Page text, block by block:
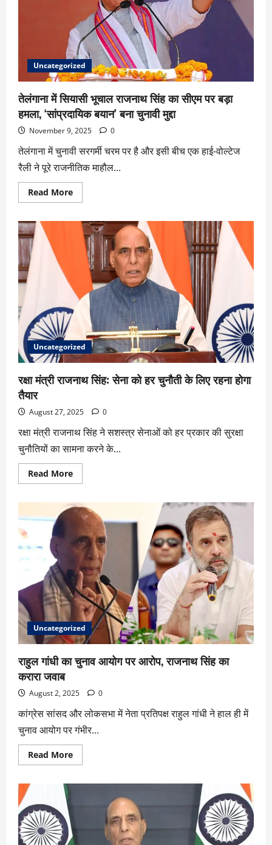
Uncategorized
तेलंगाना में सियासी भूचाल राजनाथ सिंह का सीएम पर बड़ा
हमला, ‘सांप्रदायिक बयान’ बना चुनावी मुद्दा
November 9, 2025 0
तेलंगाना में चुनावी सरगर्मी चरम पर है और इसी बीच एक हाई-वोल्टेज
रैली ने पूरे राजनीतिक माहौल...
Read More
Uncategorized
रक्षा मंत्री राजनाथ सिंह: सेना को हर चुनौती के लिए रहना होगा
तैयार
August 27, 2025 0
रक्षा मंत्री राजनाथ सिंह ने सशस्त्र सेनाओं को हर प्रकार की सुरक्षा
चुनौतियों का सामना करने के...
Read More
Uncategorized
राहुल गांधी का चुनाव आयोग पर आरोप, राजनाथ सिंह का
करारा जवाब
August 2, 2025 0
कांग्रेस सांसद और लोकसभा में नेता प्रतिपक्ष राहुल गांधी ने हाल ही में
चुनाव आयोग पर गंभीर...
Read More